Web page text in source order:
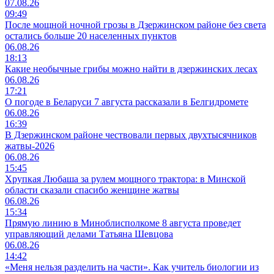
07.08.26
09:49
После мощной ночной грозы в Дзержинском районе без света
остались больше 20 населенных пунктов
06.08.26
18:13
Какие необычные грибы можно найти в дзержинских лесах
06.08.26
17:21
О погоде в Беларуси 7 августа рассказали в Белгидромете
06.08.26
16:39
В Дзержинском районе чествовали первых двухтысячников
жатвы-2026
06.08.26
15:45
Хрупкая Любаша за рулем мощного трактора: в Минской
области сказали спасибо женщине жатвы
06.08.26
15:34
Прямую линию в Миноблисполкоме 8 августа проведет
управляющий делами Татьяна Шевцова
06.08.26
14:42
«Меня нельзя разделить на части». Как учитель биологии из